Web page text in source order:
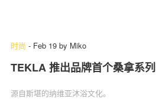
时尚 - Feb 19 by Miko
TEKLA 推出品牌首个桑拿系列
源自斯堪的纳维亚沐浴文化。